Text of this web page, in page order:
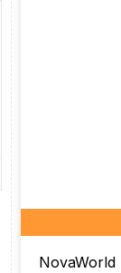
NovaWorld